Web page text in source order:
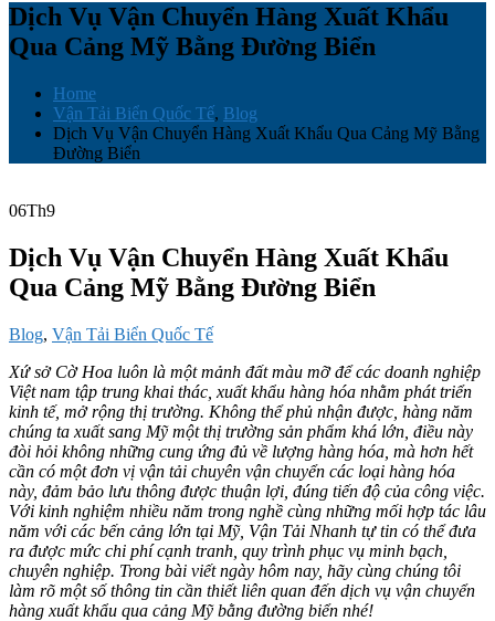
Dịch Vụ Vận Chuyển Hàng Xuất Khẩu
Qua Cảng Mỹ Bằng Đường Biển
Home
Vận Tải Biển Quốc Tế, Blog
Dịch Vụ Vận Chuyển Hàng Xuất Khẩu Qua Cảng Mỹ Bằng
Đường Biển
06Th9
Dịch Vụ Vận Chuyển Hàng Xuất Khẩu
Qua Cảng Mỹ Bằng Đường Biển
Blog, Vận Tải Biển Quốc Tế
Xứ sở Cờ Hoa luôn là một mảnh đất màu mỡ để các doanh nghiệp
Việt nam tập trung khai thác, xuất khẩu hàng hóa nhằm phát triển
kinh tế, mở rộng thị trường. Không thể phủ nhận được, hàng năm
chúng ta xuất sang Mỹ một thị trường sản phẩm khá lớn, điều này
đòi hỏi không những cung ứng đủ về lượng hàng hóa, mà hơn hết
cần có một đơn vị vận tải chuyên vận chuyển các loại hàng hóa
này, đảm bảo lưu thông được thuận lợi, đúng tiến độ của công việc.
Với kinh nghiệm nhiều năm trong nghề cùng những mối hợp tác lâu
năm với các bến cảng lớn tại Mỹ, Vận Tải Nhanh tự tin có thể đưa
ra được mức chi phí cạnh tranh, quy trình phục vụ minh bạch,
chuyên nghiệp. Trong bài viết ngày hôm nay, hãy cùng chúng tôi
làm rõ một số thông tin cần thiết liên quan đến dịch vụ vận chuyển
hàng xuất khẩu qua cảng Mỹ bằng đường biển nhé!